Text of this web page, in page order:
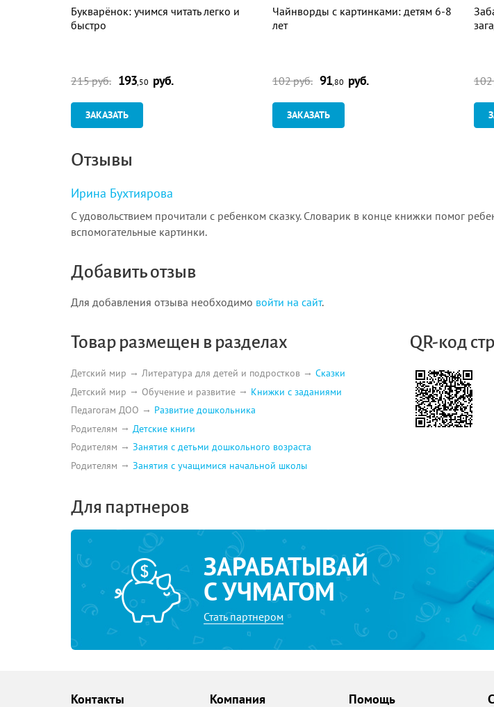
Букварёнок: учимся читать легко и
быстро
215 руб. 193,50 руб.
ЗАКАЗАТЬ
Чайнворды с картинками: детям 6-8
лет
102 руб. 91,80 руб.
ЗАКАЗАТЬ
102
Отзывы
Ирина Бухтиярова
С удовольствием прочитали с ребенком сказку. Словарик в конце книжки помог
вспомогательные картинки.
Добавить отзыв
Для добавления отзыва необходимо войти на сайт.
Товар размещен в разделах
Детский мир Литература для детей и подростков
Сказки
Детский мир
Обучение и развитие
Книжки с заданиями
Педагогам ДОО
Развитие дошкольника
Родителям
Детские книги
Родителям
Занятия с детьми дошкольного возраста
Родителям
Занятия с учащимися начальной школы
QR-код
Для партнеров
ЗАРАБАТЫВАЙ
С УЧМАГОМ
Стать партнером
Контакты Компания Помощь